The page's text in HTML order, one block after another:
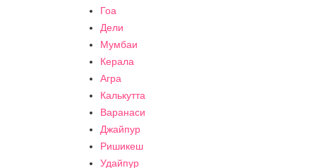
Гоа
Дели
Мумбаи
Керала
Агра
Калькутта
Варанаси
Джайпур
Ришикеш
Удайпур